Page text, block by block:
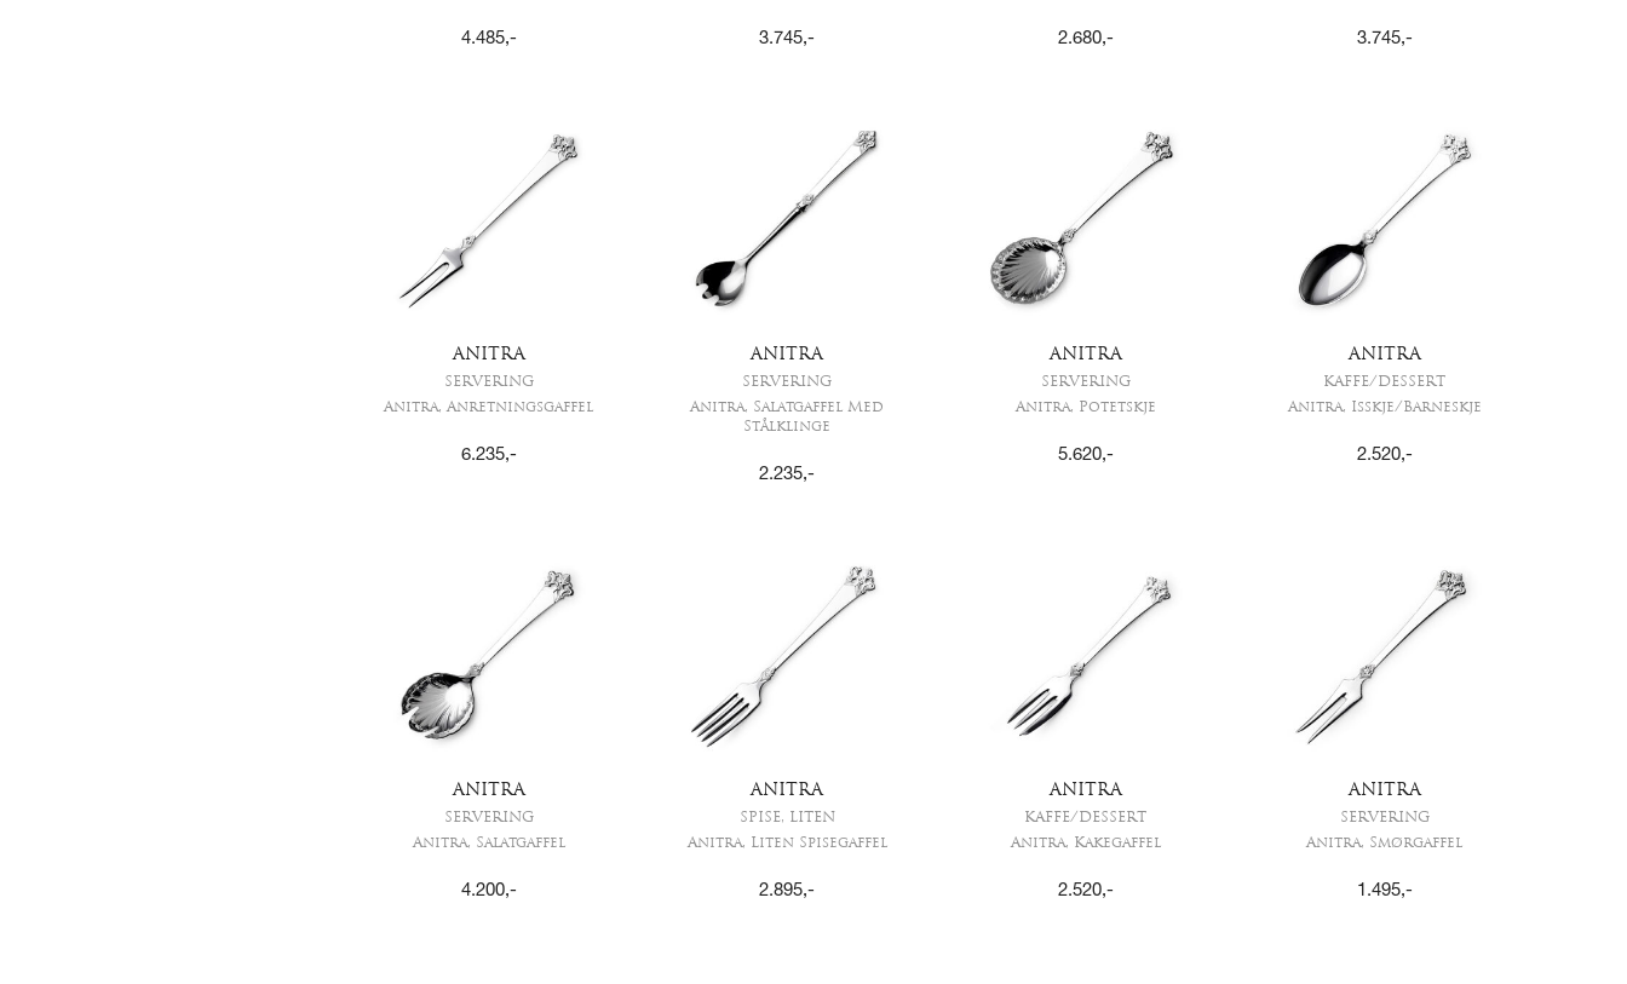
4.485,- 3.745,- 2.680,- 3.745,-
ANITRA
SERVERING
Anitra, Anretningsgaffel
6.235,-
ANITRA
SERVERING
Anitra, Salatgaffel Med
Stålklinge
2.235,-
ANITRA
SERVERING
Anitra, Potetskje
5.620,-
ANITRA
KAFFE/DESSERT
Anitra, Isskje/Barneskje
2.520,-
ANITRA
SERVERING
Anitra, Salatgaffel
4.200,-
ANITRA
SPISE, LITEN
Anitra, Liten Spisegaffel
2.895,-
ANITRA
KAFFE/DESSERT
Anitra, Kakegaffel
2.520,-
ANITRA
SERVERING
Anitra, Smørgaffel
1.495,-